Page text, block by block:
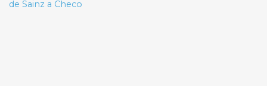
de Sainz a Checo